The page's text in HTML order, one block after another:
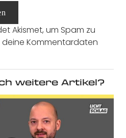
Akismet, um Spam zu
deine Kommentardaten
weitere Artikel?